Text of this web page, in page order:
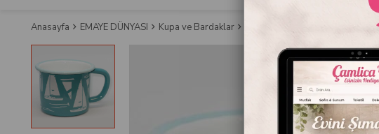
Anasayfa EMAYE DÜNYASI Kupa ve Bardaklar Emaye Kupa Marin Yelken